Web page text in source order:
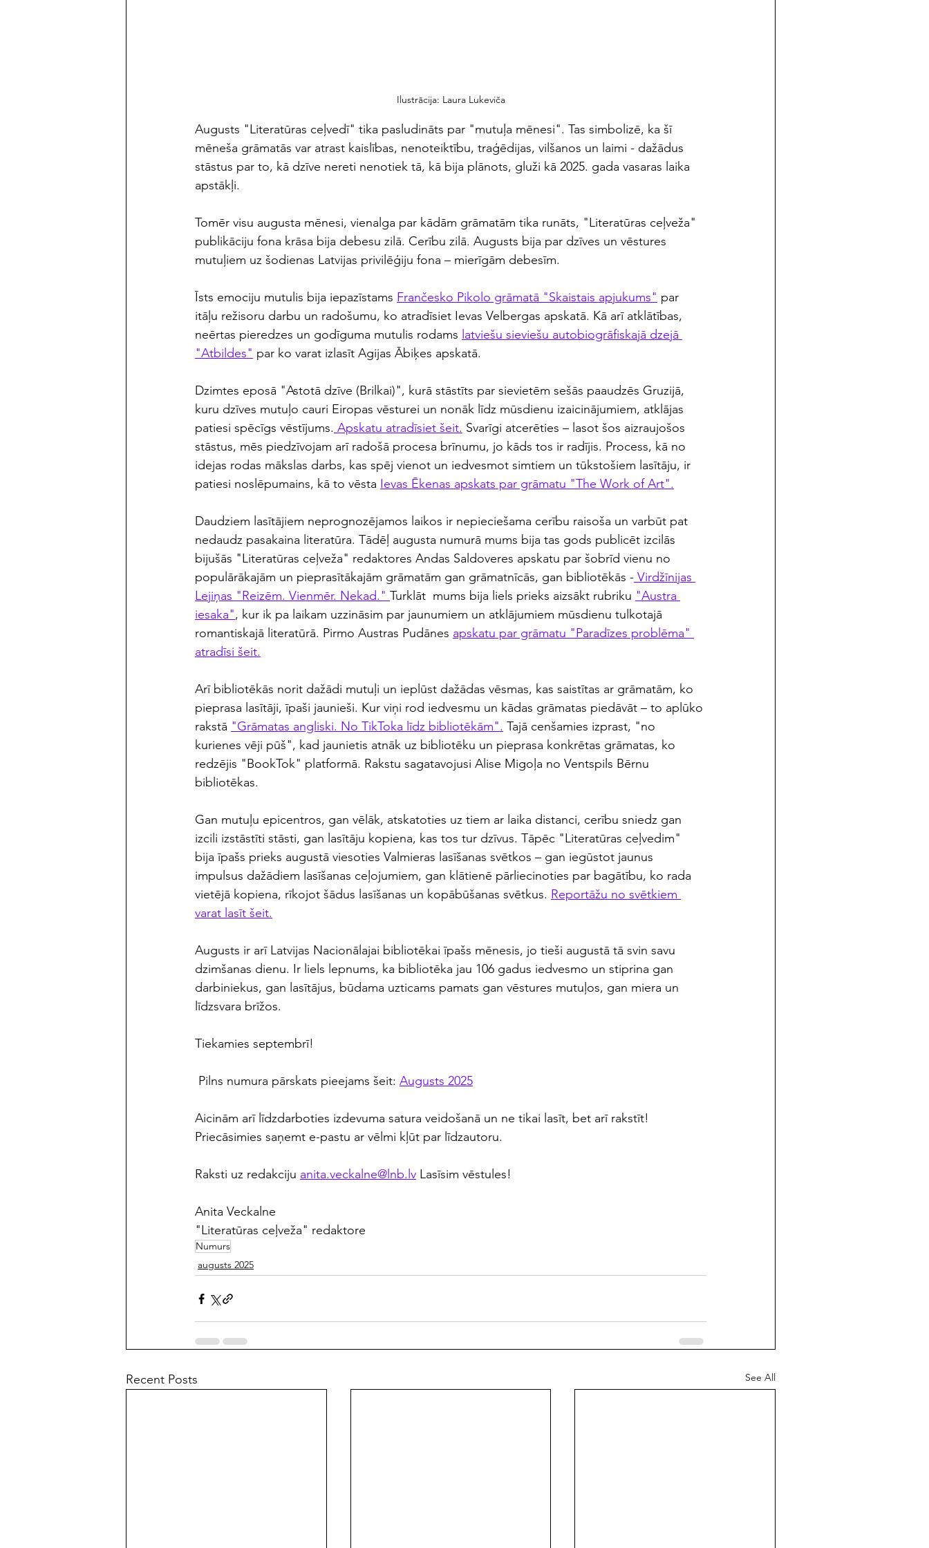
Ilustrācija: Laura Lukeviča
Augusts "Literatūras ceļvedī" tika pasludināts par "mutuļa mēnesi". Tas simbolizē, ka šī
mēneša grāmatās var atrast kaislības, nenoteiktību, traģēdijas, vilšanos un laimi - dažādus
stāstus par to, kā dzīve nereti nenotiek tā, kā bija plānots, gluži kā 2025. gada vasaras laika
apstākļi.
Tomēr visu augusta mēnesi, vienalga par kādām grāmatām tika runāts, "Literatūras ceļveža"
publikāciju fona krāsa bija debesu zilā. Cerību zilā. Augusts bija par dzīves un vēstures
mutuļiem uz šodienas Latvijas privilēģiju fona – mierīgām debesīm.
Īsts emociju mutulis bija iepazīstams Frančesko Pikolo grāmatā "Skaistais apjukums" par
itāļu režisoru darbu un radošumu, ko atradīsiet Ievas Velbergas apskatā. Kā arī atklātības,
neērtas pieredzes un godīguma mutulis rodams latviešu sieviešu autobiogrāfiskajā dzejā
"Atbildes" par ko varat izlasīt Agijas Ābiķes apskatā.
Dzimtes eposā "Astotā dzīve (Brilkai)", kurā stāstīts par sievietēm sešās paaudzēs Gruzijā,
kuru dzīves mutuļo cauri Eiropas vēsturei un nonāk līdz mūsdienu izaicinājumiem, atklājas
patiesi spēcīgs vēstījums. Apskatu atradīsiet šeit. Svarīgi atcerēties – lasot šos aizraujošos
stāstus, mēs piedzīvojam arī radošā procesa brīnumu, jo kāds tos ir radījis. Process, kā no
idejas rodas mākslas darbs, kas spēj vienot un iedvesmot simtiem un tūkstošiem lasītāju, ir
patiesi noslēpumains, kā to vēsta Ievas Ēkenas apskats par grāmatu "The Work of Art".
Daudziem lasītājiem neprognozējamos laikos ir nepieciešama cerību raisoša un varbūt pat
nedaudz pasakaina literatūra. Tādēļ augusta numurā mums bija tas gods publicēt izcilās
bijušās "Literatūras ceļveža" redaktores Andas Saldoveres apskatu par šobrīd vienu no
populārākajām un pieprasītākajām grāmatām gan grāmatnīcās, gan bibliotēkās - Virdžīnijas
Lejiņas "Reizēm. Vienmēr. Nekad." Turklāt  mums bija liels prieks aizsākt rubriku "Austra
iesaka", kur ik pa laikam uzzināsim par jaunumiem un atklājumiem mūsdienu tulkotajā
romantiskajā literatūrā. Pirmo Austras Pudānes apskatu par grāmatu "Paradīzes problēma"
atradīsi šeit.
Arī bibliotēkās norit dažādi mutuļi un ieplūst dažādas vēsmas, kas saistītas ar grāmatām, ko
pieprasa lasītāji, īpaši jaunieši. Kur viņi rod iedvesmu un kādas grāmatas piedāvāt – to aplūko
rakstā "Grāmatas angliski. No TikToka līdz bibliotēkām". Tajā cenšamies izprast, "no
kurienes vēji pūš", kad jaunietis atnāk uz bibliotēku un pieprasa konkrētas grāmatas, ko
redzējis "BookTok" platformā. Rakstu sagatavojusi Alise Migoļa no Ventspils Bērnu
bibliotēkas.
Gan mutuļu epicentros, gan vēlāk, atskatoties uz tiem ar laika distanci, cerību sniedz gan
izcili izstāstīti stāsti, gan lasītāju kopiena, kas tos tur dzīvus. Tāpēc "Literatūras ceļvedim"
bija īpašs prieks augustā viesoties Valmieras lasīšanas svētkos – gan iegūstot jaunus
impulsus dažādiem lasīšanas ceļojumiem, gan klātienē pārliecinoties par bagātību, ko rada
vietējā kopiena, rīkojot šādus lasīšanas un kopābūšanas svētkus. Reportāžu no svētkiem
varat lasīt šeit.
Augusts ir arī Latvijas Nacionālajai bibliotēkai īpašs mēnesis, jo tieši augustā tā svin savu
dzimšanas dienu. Ir liels lepnums, ka bibliotēka jau 106 gadus iedvesmo un stiprina gan
darbiniekus, gan lasītājus, būdama uzticams pamats gan vēstures mutuļos, gan miera un
līdzsvara brīžos.
Tiekamies septembrī!
Pilns numura pārskats pieejams šeit: Augusts 2025
Aicinām arī līdzdarboties izdevuma satura veidošanā un ne tikai lasīt, bet arī rakstīt!
Priecāsimies saņemt e-pastu ar vēlmi kļūt par līdzautoru.
Raksti uz redakciju anita.veckalne@lnb.lv Lasīsim vēstules!
Anita Veckalne
"Literatūras ceļveža" redaktore
Numurs
augusts 2025
Recent Posts See All